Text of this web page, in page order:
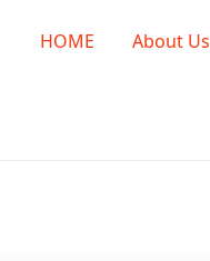
HOME About Us